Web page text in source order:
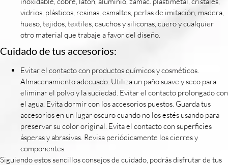
vidrios, plásticos, resinas, esmaltes, perlas de imitación, madera,
hueso, tejidos, textiles, cauchos y siliconas, cuero y cualquier
otro material que trabaje a favor del diseño.
Cuidado de tus accesorios:
Evitar el contacto con productos químicos y cosméticos.
Almacenamiento adecuado. Utiliza un paño suave y seco para
eliminar el polvo y la suciedad. Evitar el contacto prolongado con
el agua. Evita dormir con los accesorios puestos. Guarda tus
accesorios en un lugar oscuro cuando no los estés usando para
preservar su color original. Evita el contacto con superficies
ásperas y abrasivas. Revisa periódicamente los cierres y
componentes.
Siguiendo estos sencillos consejos de cuidado, podrás disfrutar de tus